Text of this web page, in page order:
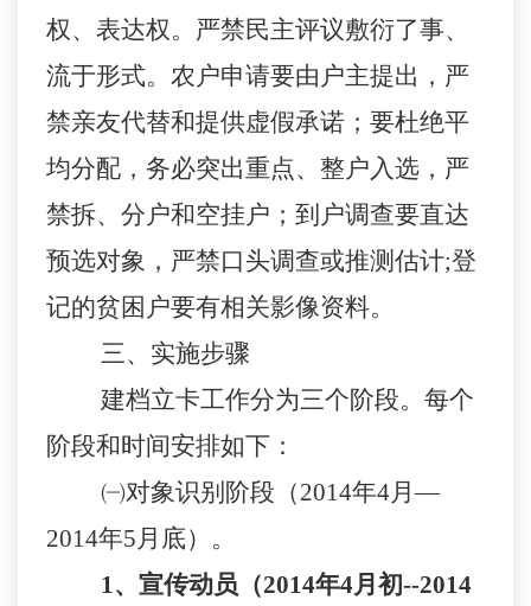
权、表达权。严禁民主评议敷衍了事、
流于形式。农户申请要由户主提出，严
禁亲友代替和提供虚假承诺；要杜绝平
均分配，务必突出重点、整户入选，严
禁拆、分户和空挂户；到户调查要直达
预选对象，严禁口头调查或推测估计;登
记的贫困户要有相关影像资料。
三、实施步骤
建档立卡工作分为三个阶段。每个
阶段和时间安排如下：
㈠对象识别阶段（2014年4月—
2014年5月底）。
1、宣传动员（2014年4月初--2014